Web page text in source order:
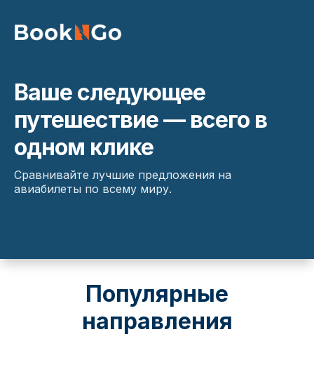
Ваше следующее
путешествие — всего в
одном клике
Сравнивайте лучшие предложения на
авиабилеты по всему миру.
Популярные
направления